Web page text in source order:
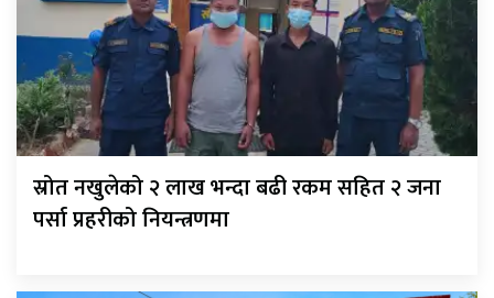
स्रोत नखुलेको २ लाख भन्दा बढी रकम सहित २ जना
पर्सा प्रहरीको नियन्त्रणमा